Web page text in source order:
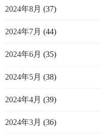
2024年8月 (37)
2024年7月 (44)
2024年6月 (35)
2024年5月 (38)
2024年4月 (39)
2024年3月 (36)